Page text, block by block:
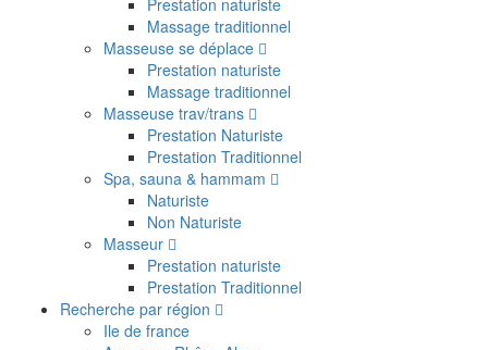
Massage traditionnel
Masseuse se déplace
Prestation naturiste
Massage traditionnel
Masseuse trav/trans
Prestation Naturiste
Prestation Traditionnel
Spa, sauna & hammam
Naturiste
Non Naturiste
Masseur
Prestation naturiste
Prestation Traditionnel
Recherche par région
Ile de france